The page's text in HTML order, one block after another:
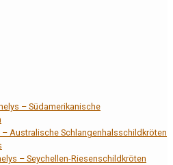
– Südamerikanische
Australische Schlangenhalsschildkröten
– Seychellen-Riesenschildkröten